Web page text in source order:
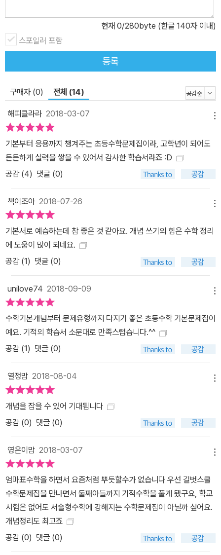
년 시기에는 <매일 조금씩이라도 하자>라는 마음으로 혼자서 꾸준히
공부하는 습관부터 잡아 주세요. 혼자공부의 시작입니다. 그런 다음
자기에게 맞는 공부 시간, 양, 방법, 장소 등 자기 스타일을 찾으면서
중학생이 되면 점점 자기에게 적합한 방식으로 공부를 주도하도록 해
으로 자기의 공부를 이끌도록 하는 것입니다. 부족한 부분을 채우려
고 자기 스스로 사교육의 도움을 받는 것은 능동적인 태도입니다. 공
교육이냐 사교육이냐보다 어떤 태도로 공부를 하느냐가 중요합니다.
‘기적의 학습법 연구회’는 아이의 <10년 수학공부력>을 위해 인식을
바꿔야 한다고 생각합니다.<학습의 주체는 아이>이고, 부모님은 숨
힘’을 키운다. ‘혼자공부의 힘’의 첫걸음은 <혼자 할 수 있는 공부습관
부모의 도움 없이 아이가 독자적으로 공부를 실천할 수 있습니다. 실
천의 주체가 되면 주도적인 마인드가 커집니다. 다음은<진짜 수학의
힘이 생기는 개념과 문제 설계>입니다. 교과서를 2배, 3배 반복하면
서 학교수학을 마스터하는 것은 기본입니다. 개념을 문제로 알고, AC
TIVITY로 강해지고, 쓰기로 완전히 자기 것을 만드는 튼튼한 설계입
니다. 문제는 다양한 스타일과 다양한 난이도를 풀어내도록 구성하여
강한 능력이 생기는 설계입니다. 기적의 학습법 연구회는 아이들이 <
기적의 초등수학>으로 ‘혼자공부의 힘’이 강한 자생력 있는 공부체질
을 만들기를 소망합니다. [‘혼자공부의 힘’이 커지는 3대 학습설계]
① 하루4쪽 습관설계 : 계획부터 스스로, 아이 혼자 실천할 수 있다.
② 구멍제로 개념설계 : 교과서의 2배, 3배 풍부한 개념공부로 빈틈이
은 훈련으로 문제 푸는 힘이 생긴다.
현재 0/280byte (한글 140자 이내)
스포일러 포함
등록
구매자 (0) 전체 (14)
해피클라라 2018-03-07
기본부터 응용까지 챙겨주는 초등수학문제집이라, 고학년이 되어도
든든하게 실력을 쌓을 수 있어서 감사한 학습서라죠 :D
공감 (4) 댓글 (0)
책이조아2018-07-26
기본서로 예습하는데 참 좋은 것 같아요. 개념 쓰기의 힘은 수학 정리
에 도움이 많이 되네요.
공감 (1) 댓글 (0)
unilove74 2018-09-09
수학기본개념부터 문제유형까지 다지기 좋은 초등수학 기본문제집이
예요. 기적의 학습서 소문대로 만족스럽습니다.^^
공감 (1) 댓글 (0)
열정맘 2018-08-04
개념을 잡을 수 있어 기대됩니다
공감 (0) 댓글 (0)
영은이맘 2018-03-07
엄마표수학을 하면서 요즘처럼 뿌듯할수가 없습니다 우선 길벗스쿨
수학문제집을 만나면서 둘째아들까지 기적수학을 풀게 됐구요, 학교
시험은 없어도 서술형수학에 강해지는 수학문제집이 아닐까 싶어요.
개념정리도 최고죠
공감 (0) 댓글 (0)